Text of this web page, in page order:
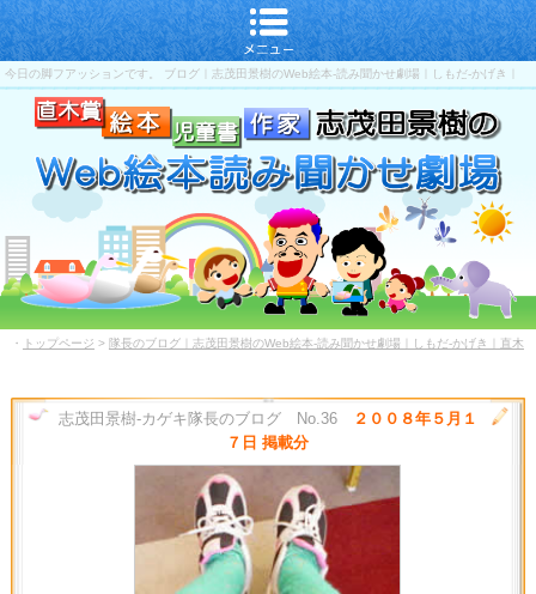
今日の脚フアッションです。 ブログ｜志茂田景樹のWeb絵本-読み聞かせ劇場｜しもだ-かげき｜
直木賞-児童書-作家
・ トップページ > 隊長のブログ｜志茂田景樹のWeb絵本-読み聞かせ劇場｜しもだ-かげき｜直木
志茂田景樹-カゲキ隊長のブログ No.36
２００８年５月１
７日 掲載分